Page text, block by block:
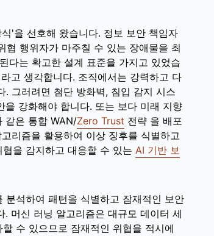
'을 선호해 왔습니다. 정보 보안 책임자
행위자가 마주칠 수 있는 장애물을 최
다는 확고한 설계 표준을 가지고 있었습
고 생각합니다. 조직에서는 강력하고 다
그러려면 첨단 방화벽, 침입 감지 시스
강화해야 합니다. 또는 보다 미래 지향
같은 통합 WAN/Zero Trust 전략 을 배포
리즘을 활용하여 이상 징후를 식별하고
을 감지하고 대응할 수 있는 AI 기반 보
석하여 패턴을 식별하고 잠재적인 보안
. 머신 러닝 알고리즘은 대규모 데이터 세
수 있으므로 잠재적인 위협을 적시에